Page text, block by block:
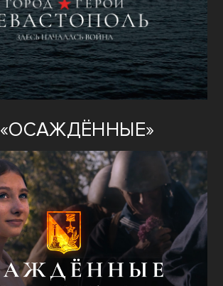
«ОСАЖДЁННЫЕ»